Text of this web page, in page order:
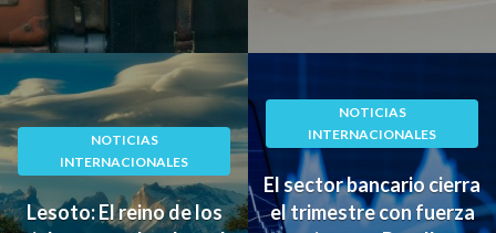
NOTICIAS
INTERNACIONALES
Lesoto: El reino de los
NOTICIAS
INTERNACIONALES
El sector bancario cierra
el trimestre con fuerza